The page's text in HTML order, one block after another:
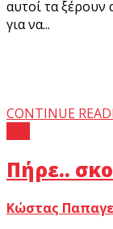
αυτοί τα ξέρουν
για να...
CONTINUE
Πήρε..
Κώστας